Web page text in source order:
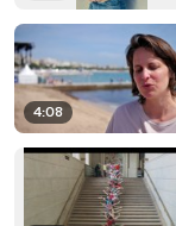
4:08